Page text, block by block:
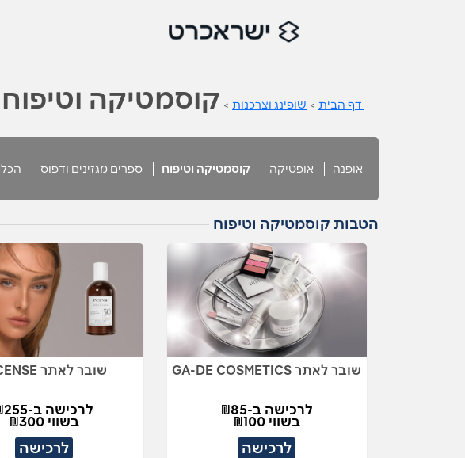
דף הבית > שופינג וצרכנות > קוסמטיקה וטיפוח
אופנה אופטיקה קוסמטיקה וטיפוח ספרים מגזינים ודפוס הכל
הטבות קוסמטיקה וטיפוח
שובר לאתר GA-DE COSMETICS
לרכישה ב-₪85
בשווי ₪100
לרכישה
שובר לאתר INCENSE
לרכישה ב-₪255
בשווי ₪300
לרכישה